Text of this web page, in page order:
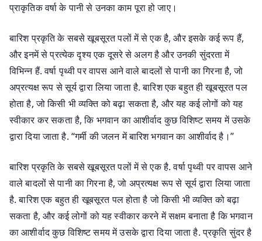
प्राकृतिक वर्षा के पानी से उनका काम पूरा हो जाए।
बारिश प्रकृति के सबसे खूबसूरत पलों में से एक है, और इसके कई रूप हैं,
और इनमें से प्रत्येक दृश्य एक दूसरे से अलग है और उनकी सुंदरता में
विभिन्न हैं. वर्षा पृथ्वी पर वापस आने वाले बादलों से पानी का गिरना है, जो
अप्रत्यक्ष रूप से सूर्य द्वारा लिया जाता है. बारिश एक बहुत ही खूबसूरत पल
होता है, जो किसी भी व्यक्ति को बढ़ा सकता है, और यह कई लोगों को यह
स्वीकार कर सकता है, कि भगवान का आशीर्वाद कुछ विशिष्ट समय में उसके
द्वारा दिया जाता है. “गर्मी की जलन में बारिश भगवान का आशीर्वाद है।”
बारिश प्रकृति के सबसे खूबसूरत पलों में से एक है. वर्षा पृथ्वी पर वापस आने
वाले बादलों से पानी का गिरना है, जो अप्रत्यक्ष रूप से सूर्य द्वारा लिया जाता
है. बारिश एक बहुत ही खूबसूरत पल होता है जो किसी भी व्यक्ति को बढ़ा
सकता है, और कई लोगों को यह स्वीकार करने में सक्षम बनाता है कि भगवान
का आशीर्वाद कुछ विशिष्ट समय में उसके द्वारा दिया जाता है. प्रकृति सुंदर है